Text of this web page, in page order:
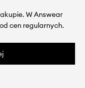
W Answear
cen regularnych.